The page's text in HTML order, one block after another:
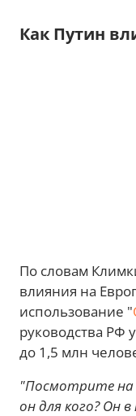
Как Путин
По словам
влияния на
использование "
руководства РФ
до 1,5 млн
"Посмотрите
он для кого? Он